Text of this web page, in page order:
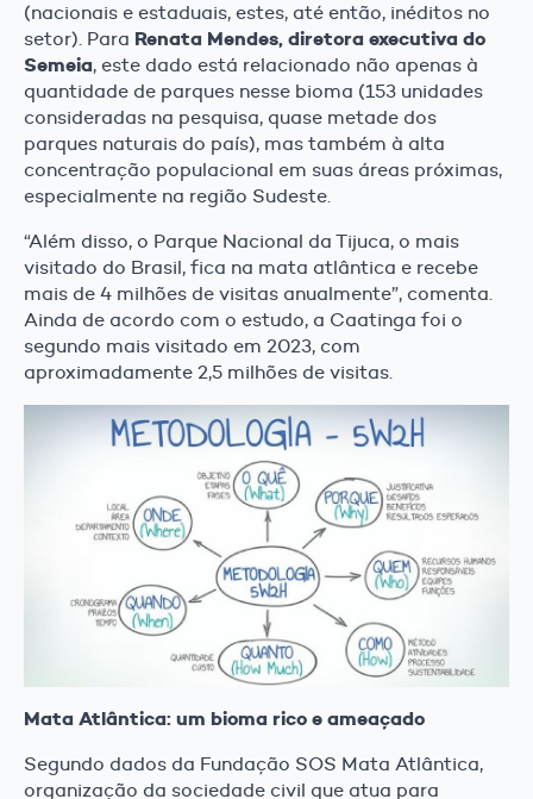
(nacionais e estaduais, estes, até então, inéditos no
setor). Para Renata Mendes, diretora executiva do
Semeia, este dado está relacionado não apenas à
quantidade de parques nesse bioma (153 unidades
consideradas na pesquisa, quase metade dos
parques naturais do país), mas também à alta
concentração populacional em suas áreas próximas,
especialmente na região Sudeste.
“Além disso, o Parque Nacional da Tijuca, o mais
visitado do Brasil, fica na mata atlântica e recebe
mais de 4 milhões de visitas anualmente”, comenta.
Ainda de acordo com o estudo, a Caatinga foi o
segundo mais visitado em 2023, com
aproximadamente 2,5 milhões de visitas.
Mata Atlântica: um bioma rico e ameaçado
Segundo dados da Fundação SOS Mata Atlântica,
organização da sociedade civil que atua para